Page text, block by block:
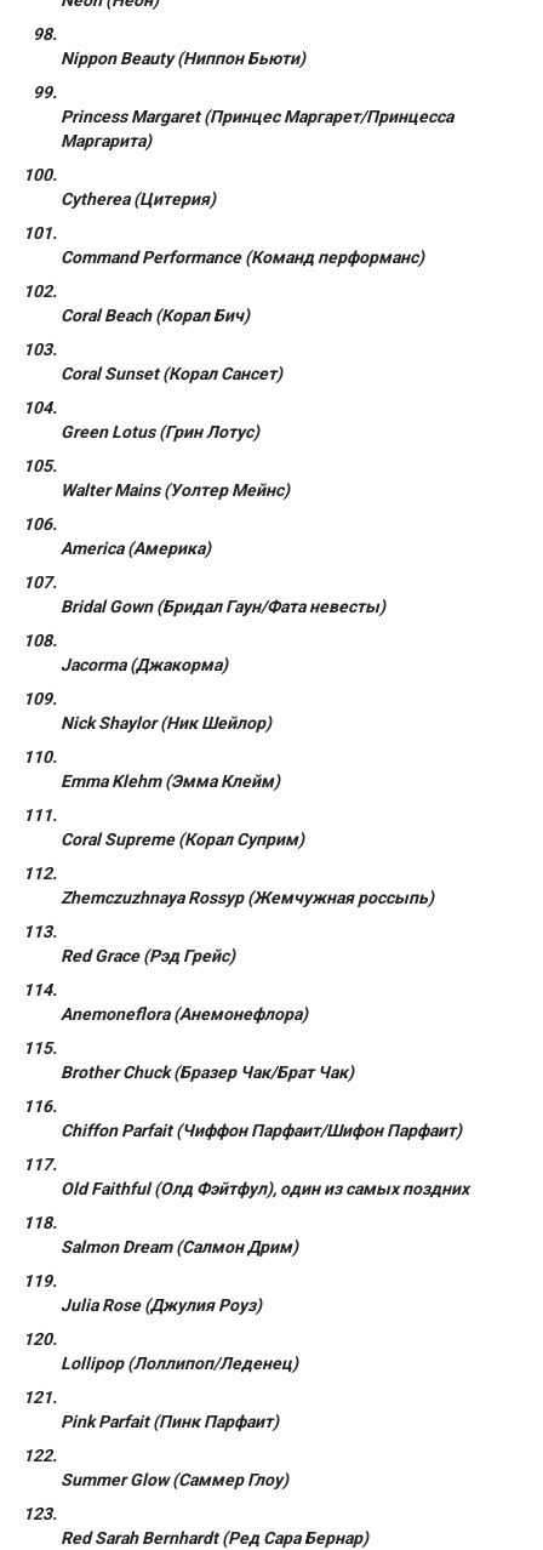
Nippon Beauty (Ниппон Бьюти)
Princess Margaret (Принцес Маргарет/Принцесса
Маргарита)
Cytherea (Цитерия)
Command Performance (Команд перформанс)
Coral Beach (Корал Бич)
Coral Sunset (Корал Сансет)
Green Lotus (Грин Лотус)
Walter Mains (Уолтер Мейнс)
America (Америка)
Bridal Gown (Бридал Гаун/Фата невесты)
Jacorma (Джакорма)
Nick Shaylor (Ник Шейлор)
Emma Klehm (Эмма Клейм)
Coral Supreme (Корал Суприм)
Zhemczuzhnaya Rossyp (Жемчужная россыпь)
Red Grace (Рэд Грейс)
Anemoneflora (Анемонефлора)
Brother Chuck (Бразер Чак/Брат Чак)
Chiffon Parfait (Чиффон Парфаит/Шифон Парфаит)
Old Faithful (Олд Фэйтфул), один из самых поздних
Salmon Dream (Салмон Дрим)
Julia Rose (Джулия Роуз)
Lollipop (Лоллипоп/Леденец)
Pink Parfait (Пинк Парфаит)
Summer Glow (Саммер Глоу)
Red Sarah Bernhardt (Ред Сара Бернар)